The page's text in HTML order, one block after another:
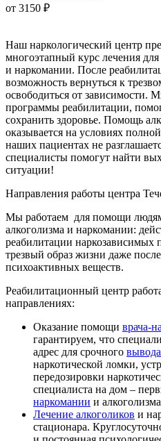
от 3150 ₽
Наш наркологический центр
многоэтапный курс лечения
и наркомании. После
возможность вернуться к
освободиться от зависимости.
программы реабилитации,
сохранить здоровье. Помощь
оказывается на условиях
наших пациентах не
специалисты помогут найти
ситуации!
Направления работы центра
Мы работаем для помощи
алкоголизма и наркомании:
реабилитации наркозависимых
трезвый образ жизни даже
психоактивных веществ.
Реабилитационный центр
направлениях:
Оказание помощи врача-
гарантируем, что
адрес для срочного
наркотической ломки,
передозировки
специалиста на дом –
наркомании и
Лечение алкоголиков и
стационара.